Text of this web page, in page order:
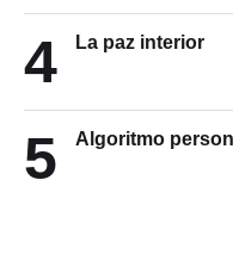
4 La paz interior
5 Algoritmo